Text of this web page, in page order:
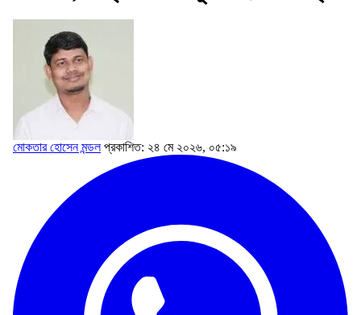
মোকতার হোসেন মন্ডল প্রকাশিত: ২৪ মে ২০২৬, ০৫:১৯